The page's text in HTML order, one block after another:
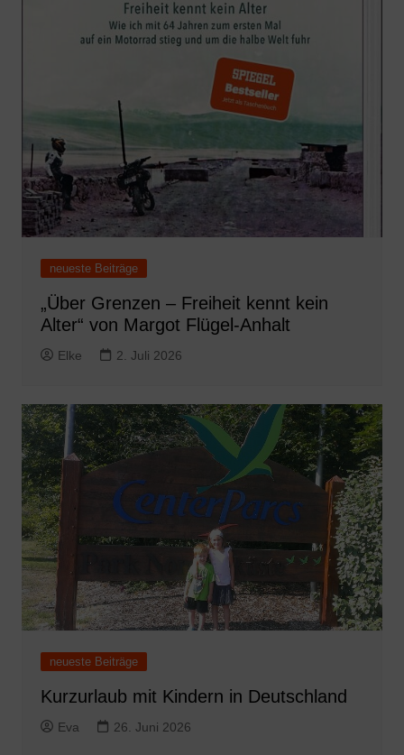
neueste Beiträge
„Über Grenzen – Freiheit kennt kein
Alter“ von Margot Flügel-Anhalt
Elke 2. Juli 2026
neueste Beiträge
Kurzurlaub mit Kindern in Deutschland
Eva 26. Juni 2026